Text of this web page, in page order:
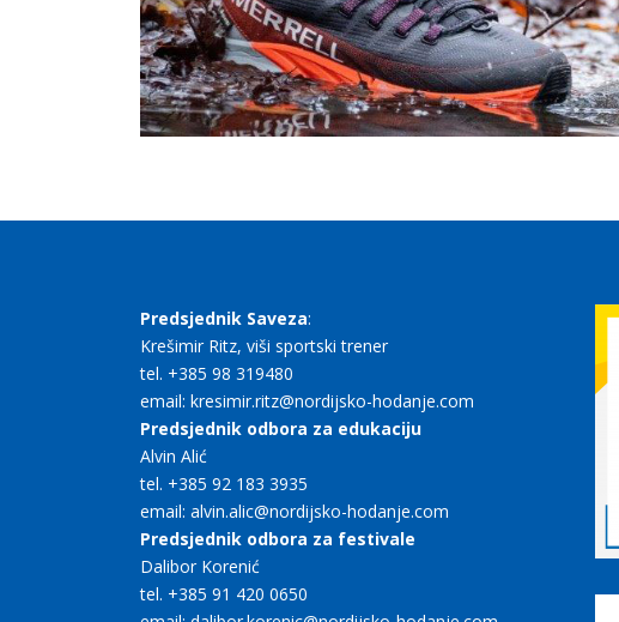
Predsjednik Saveza:
Krešimir Ritz, viši sportski trener
tel. +385 98 319480
email: kresimir.ritz@nordijsko-hodanje.com
Predsjednik odbora za edukaciju
Alvin Alić
tel. +385 92 183 3935
email: alvin.alic@nordijsko-hodanje.com
Predsjednik odbora za festivale
Dalibor Korenić
tel. +385 91 420 0650